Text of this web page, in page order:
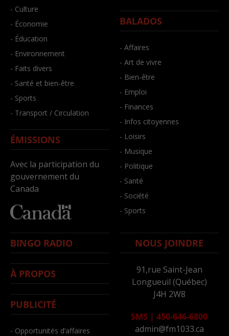
- Culture
- Économie
- Éducation
- Environnement
- Faits divers
- Santé et bien-être
- Sports
- Transport / Circulation
ÉMISSIONS
Avec la participation du
gouvernement du
Canada
BALADOS
- Affaires
- Art de vivre
- Bien-être
- Emploi
- Finances
- Infos citoyennes
- Loisirs
- Musique
- Politique
- Santé
- Société
- Sports
BINGO RADIO
À PROPOS
PUBLICITÉ
- Opportunités d’affaires
NOUS JOINDRE
91,rue Saint-Jean
Longueuil (Québec)
J4H 2W8
SMS | 450-646-6800
admin@fm1033.ca